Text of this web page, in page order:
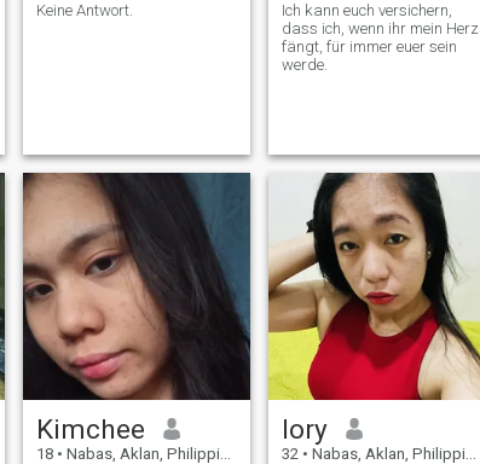
Keine Antwort.
Ich kann euch versichern,
dass ich, wenn ihr mein Herz
fängt, für immer euer sein
werde.
Kimchee
18 • Nabas, Aklan, Philippinen
lory
32 • Nabas, Aklan, Philippinen